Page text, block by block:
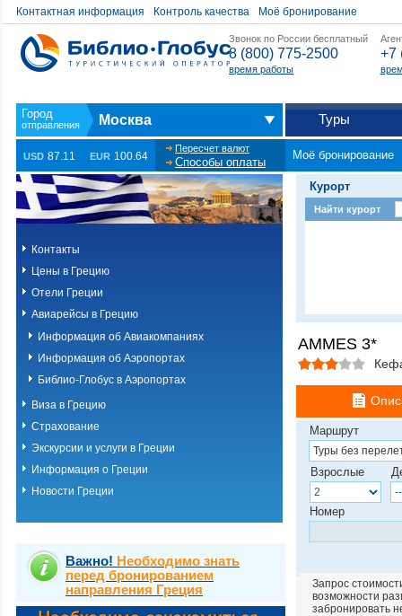
Контактная информация Контроль качества Моё бронирование
Звонок по России бесплатный
8 (800) 775-2500
время работы
+7
Москва Туры
USD 87.11 EUR 100.64
Пересчет валют
Способы оплаты
Моё бронирование
Контакты
Цены в Грецию
Отели Греции
Авиарейсы в Грецию
Информация об Авиакомпаниях
Информация об Аэропортах
Библио-Глобус в Аэропортах
Виза в Грецию
Страхование
Экскурсии и услуги в Греции
Информация о Греции
Новости Греции
Важно! Необходимо знать
перед бронированием
направления Греция
Курорт
Найти курорт
AMMES 3*
Маршрут
Взрослые
Номер
Запрос
возможности
забронировать